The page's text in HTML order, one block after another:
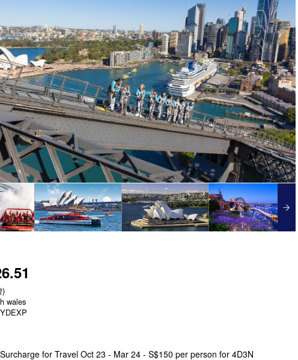
)
wales
for Travel Oct 23 - Mar 24 - S$150 per person for 4D3N